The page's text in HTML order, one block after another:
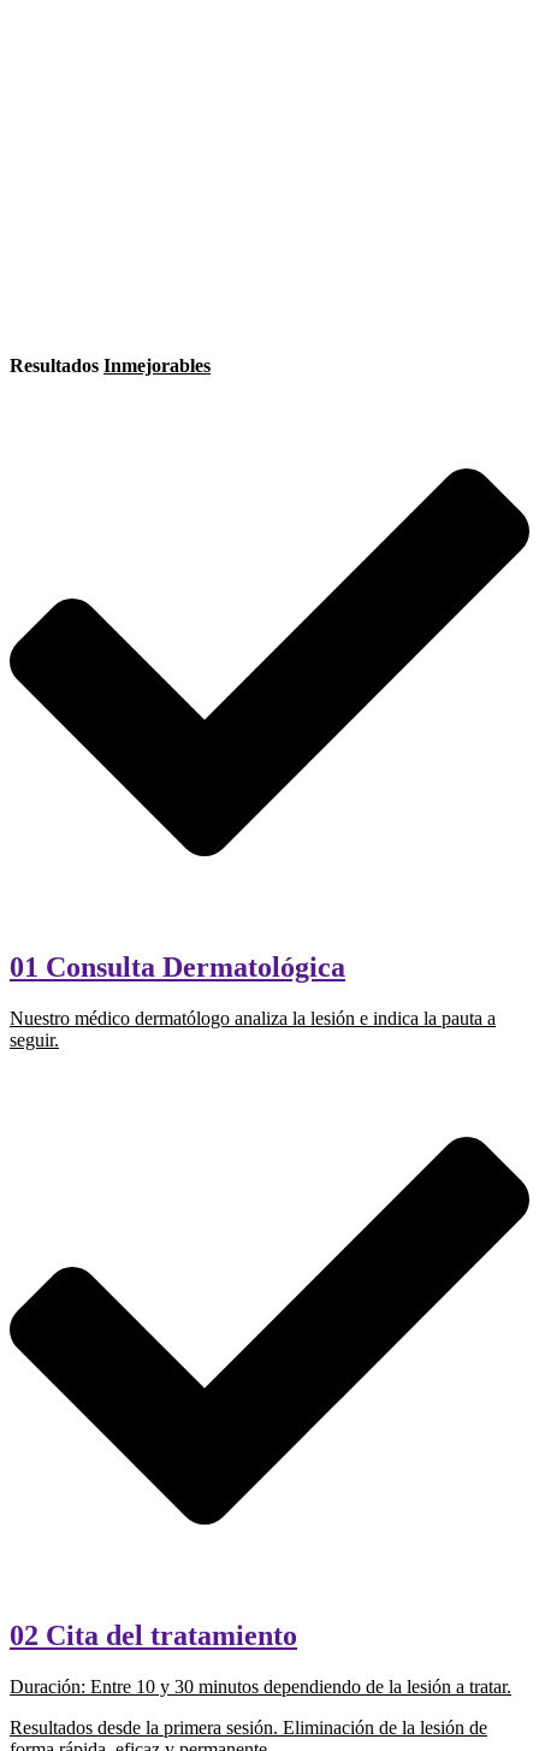
Resultados Inmejorables
01 Consulta Dermatológica
Nuestro médico dermatólogo analiza la lesión e indica la pauta a
seguir.
02 Cita del tratamiento
Duración: Entre 10 y 30 minutos dependiendo de la lesión a tratar.
Resultados desde la primera sesión. Eliminación de la lesión de